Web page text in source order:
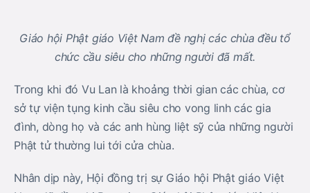
Giáo hội Phật giáo Việt Nam đề nghị các chùa đều tổ
chức cầu siêu cho những người đã mất.
Trong khi đó Vu Lan là khoảng thời gian các chùa, cơ
sở tự viện tụng kinh cầu siêu cho vong linh các gia
đình, dòng họ và các anh hùng liệt sỹ của những người
Phật tử thường lui tới cửa chùa.
Nhân dịp này, Hội đồng trị sự Giáo hội Phật giáo Việt